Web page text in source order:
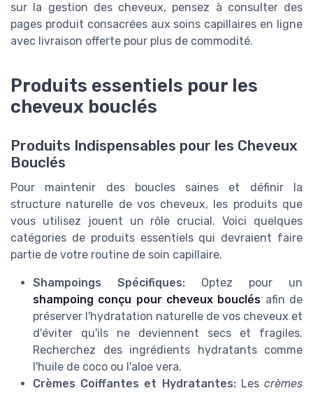
sur la gestion des cheveux, pensez à consulter des
pages produit consacrées aux soins capillaires en ligne
avec livraison offerte pour plus de commodité.
Produits essentiels pour les
cheveux bouclés
Produits Indispensables pour les Cheveux
Bouclés
Pour maintenir des boucles saines et définir la
structure naturelle de vos cheveux, les produits que
vous utilisez jouent un rôle crucial. Voici quelques
catégories de produits essentiels qui devraient faire
partie de votre routine de soin capillaire.
Shampoings Spécifiques: Optez pour un
shampoing conçu pour cheveux bouclés afin de
préserver l'hydratation naturelle de vos cheveux et
d'éviter qu'ils ne deviennent secs et fragiles.
Recherchez des ingrédients hydratants comme
l'huile de coco ou l'aloe vera.
Crèmes Coiffantes et Hydratantes:Lescrèmes